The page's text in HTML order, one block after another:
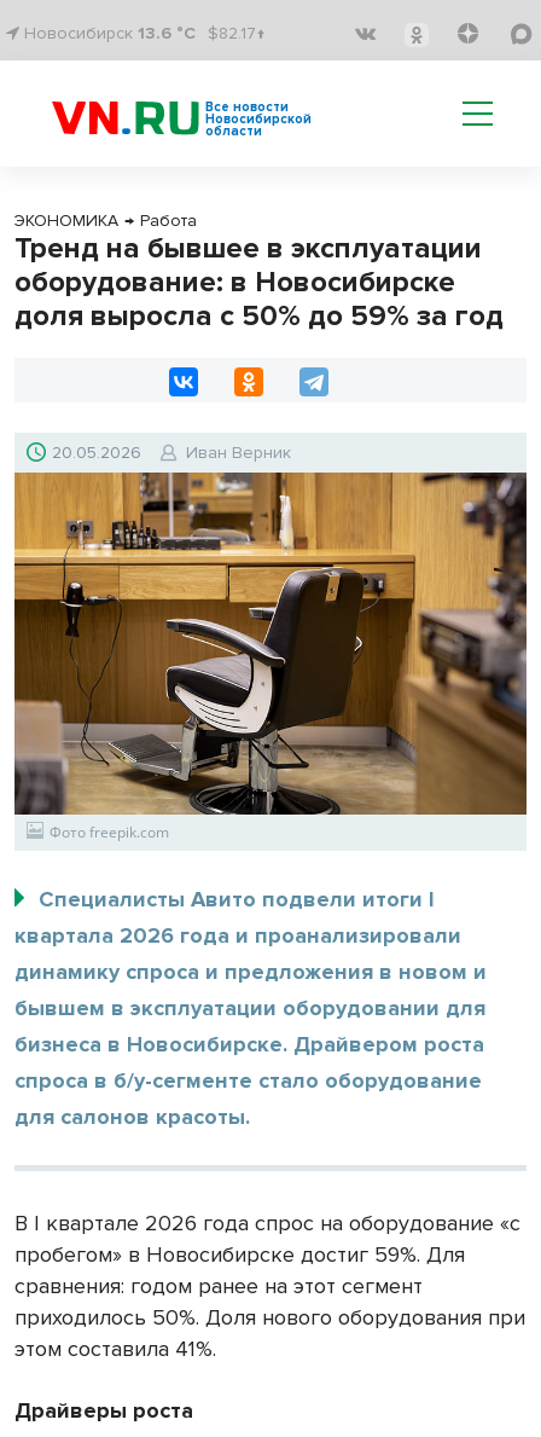
Новосибирск 13.6 °C $82.17↑
Все новости
Новосибирской
области
ЭКОНОМИКА → Работа
Тренд на бывшее в эксплуатации
оборудование: в Новосибирске
доля выросла с 50% до 59% за год
20.05.2026 Иван Верник
Фото freepik.com
Специалисты Авито подвели итоги I
квартала 2026 года и проанализировали
динамику спроса и предложения в новом и
бывшем в эксплуатации оборудовании для
бизнеса в Новосибирске. Драйвером роста
спроса в б/у-сегменте стало оборудование
для салонов красоты.
В I квартале 2026 года спрос на оборудование «с
пробегом» в Новосибирске достиг 59%. Для
сравнения: годом ранее на этот сегмент
приходилось 50%. Доля нового оборудования при
этом составила 41%.
Драйверы роста